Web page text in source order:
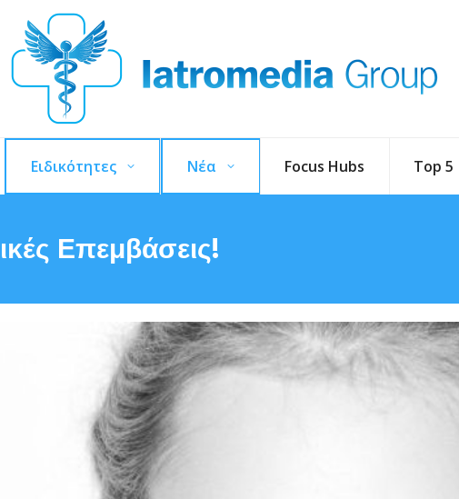
Ειδικότητες Νέα Focus Hubs Top 5
Επεμβάσεις!